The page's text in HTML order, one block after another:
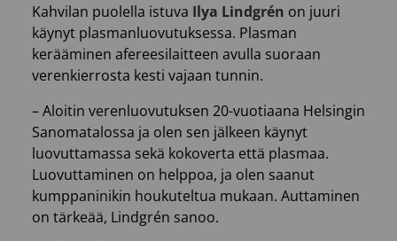
Kahvilan puolella istuva Ilya Lindgrén on juuri
käynyt plasmanluovutuksessa. Plasman
kerääminen afereesilaitteen avulla suoraan
verenkierrosta kesti vajaan tunnin.
– Aloitin verenluovutuksen 20-vuotiaana Helsingin
Sanomatalossa ja olen sen jälkeen käynyt
luovuttamassa sekä kokoverta että plasmaa.
Luovuttaminen on helppoa, ja olen saanut
kumppaninikin houkuteltua mukaan. Auttaminen
on tärkeää, Lindgrén sanoo.